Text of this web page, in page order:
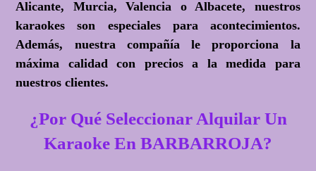
Alicante, Murcia, Valencia o Albacete, nuestros
karaokes son especiales para acontecimientos.
Además, nuestra compañía le proporciona la
máxima calidad con precios a la medida para
nuestros clientes.
¿Por Qué Seleccionar Alquilar Un
Karaoke En BARBARROJA?